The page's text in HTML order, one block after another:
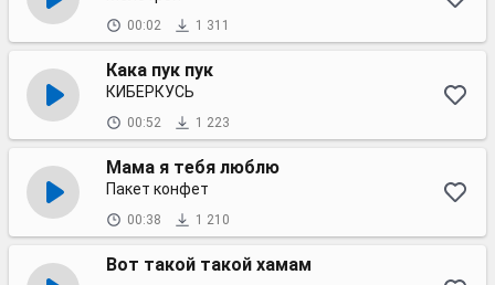
00:02 1 311
Кака пук пук
КИБЕРКУСЬ
00:52 1 223
Мама я тебя люблю
Пакет конфет
00:38 1 210
Вот такой такой хамам